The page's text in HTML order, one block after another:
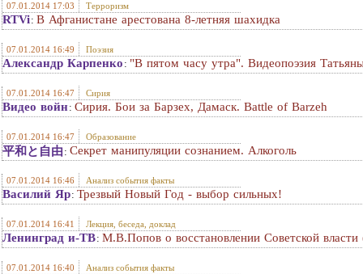
07.01.2014 17:03 Терроризм
RTVi: В Афганистане арестована 8-летняя шахидка
07.01.2014 16:49 Поэзия
Александр Карпенко : "В пятом часу утра". Видеопоэзия
07.01.2014 16:47 Сирия
Видео войн: Сирия. Бои за Барзех, Дамаск. Battle of Barzeh
07.01.2014 16:47 Образование
平和と自由 : Секрет манипуляции сознанием. Алкоголь
07.01.2014 16:46 Анализ события факты
Василий Яр: Трезвый Новый Год - выбор сильных!
07.01.2014 16:41 Лекция, беседа, доклад
Ленинград и-ТВ: М.В.Попов о восстановлении Советской
07.01.2014 16:40 Анализ события факты